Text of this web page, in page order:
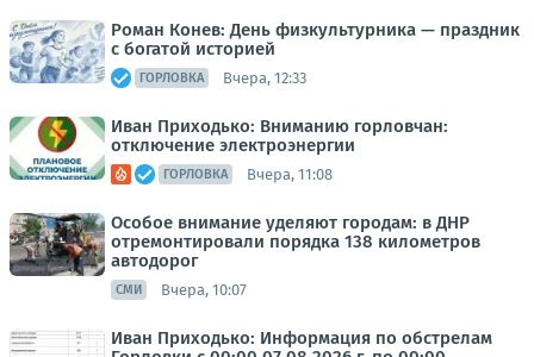
Роман Конев: День физкультурника — праздник
с богатой историей
ГОРЛОВКА Вчера, 12:33
Иван Приходько: Вниманию горловчан:
отключение электроэнергии
ГОРЛОВКА Вчера, 11:08
Особое внимание уделяют городам: в ДНР
отремонтировали порядка 138 километров
автодорог
СМИ Вчера, 10:07
Иван Приходько: Информация по обстрелам